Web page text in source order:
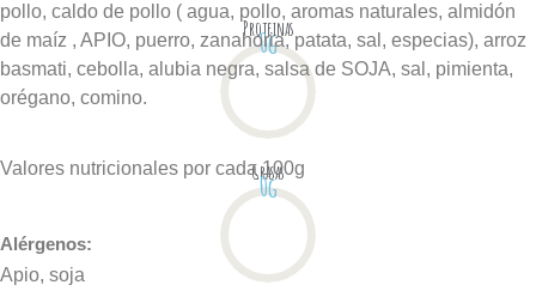
Proteinas
0g
Grasas
0g
pollo, caldo de pollo ( agua, pollo, aromas naturales, almidón
de maíz , APIO, puerro, zanahoria, patata, sal, especias), arroz
basmati, cebolla, alubia negra, salsa de SOJA, sal, pimienta,
orégano, comino.
Valores nutricionales por cada 100g
Alérgenos:
Apio, soja